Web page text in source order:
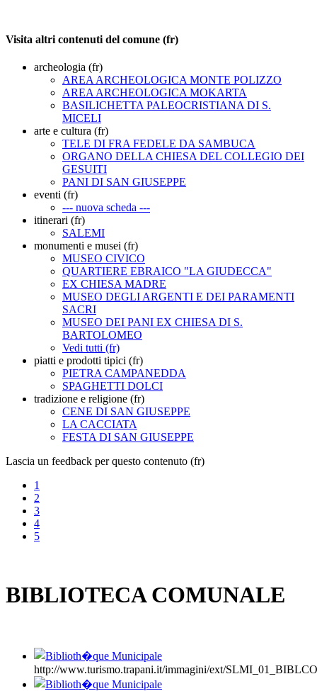
Visita altri contenuti del comune (fr)
archeologia (fr)
AREA ARCHEOLOGICA MONTE POLIZZO
AREA ARCHEOLOGICA MOKARTA
BASILICHETTA PALEOCRISTIANA DI S.
MICELI
arte e cultura (fr)
TELE DI FRA FEDELE DA SAMBUCA
ORGANO DELLA CHIESA DEL COLLEGIO DEI
GESUITI
PANI DI SAN GIUSEPPE
eventi (fr)
--- nuova scheda ---
itinerari (fr)
SALEMI
monumenti e musei (fr)
MUSEO CIVICO
QUARTIERE EBRAICO "LA GIUDECCA"
EX CHIESA MADRE
MUSEO DEGLI ARGENTI E DEI PARAMENTI
SACRI
MUSEO DEI PANI EX CHIESA DI S.
BARTOLOMEO
Vedi tutti (fr)
piatti e prodotti tipici (fr)
PIETRA CAMPANEDDA
SPAGHETTI DOLCI
tradizione e religione (fr)
CENE DI SAN GIUSEPPE
LA CACCIATA
FESTA DI SAN GIUSEPPE
Lascia un feedback per questo contenuto (fr)
1
2
3
4
5
BIBLIOTECA COMUNALE
http://www.turismo.trapani.it/immagini/ext/